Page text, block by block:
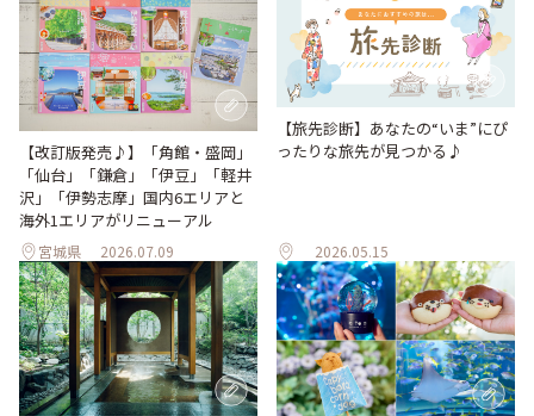
【改訂版発売♪】「角館・盛岡」
「仙台」「鎌倉」「伊豆」「軽井
沢」「伊勢志摩」国内6エリアと
海外1エリアがリニューアル
宮城県 2026.07.09
【旅先診断】あなたの“いま”にぴ
ったりな旅先が見つかる♪
2026.05.15